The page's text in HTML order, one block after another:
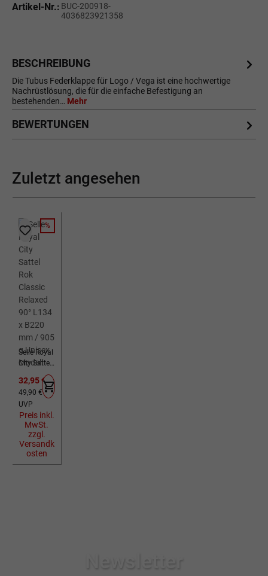
Artikel-Nr.: BUC-200918-
4036823921358
BESCHREIBUNG
Die Tubus Federklappe für Logo / Vega ist eine hochwertige
Nachrüstlösung, die für die einfache Befestigung an
bestehenden… Mehr
BEWERTUNGEN
Zuletzt angesehen
RABATT
%
Selle Royal
City Sattel
Classic
Relaxed
90° L134 x
B220 mm
/ 905 g
Unisex
Modell
Verkaufspreis:
32,95 €
Regulärer Preis:
49,90 €
UVP
Preis inkl.
MwSt.
zzgl.
Versandk
osten